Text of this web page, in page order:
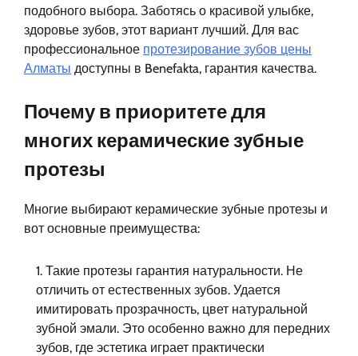
подобного выбора. Заботясь о красивой улыбке,
здоровье зубов, этот вариант лучший. Для вас
профессиональное протезирование зубов цены
Алматы доступны в Benefakta, гарантия качества.
Почему в приоритете для
многих керамические зубные
протезы
Многие выбирают керамические зубные протезы и
вот основные преимущества:
Такие протезы гарантия натуральности. Не
отличить от естественных зубов. Удается
имитировать прозрачность, цвет натуральной
зубной эмали. Это особенно важно для передних
зубов, где эстетика играет практически